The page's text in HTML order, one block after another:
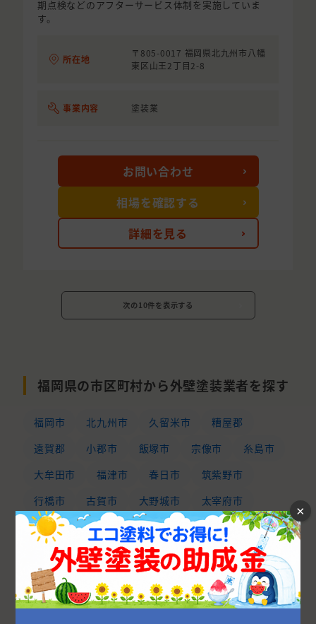
期点検などのアフターサービス体制を実施していま
す。
所在地
〒805-0017 福岡県北九州市八幡
東区山王2丁目2-8
事業内容 塗装業
詳細を見る
お問い合わせ
相場を確認する
次の10件を表示する
福岡県の市区町村から外壁塗装業者を探す
福岡市 北九州市 久留米市
糟屋郡
遠賀郡
小郡市 飯塚市 宗像市
糸島市
大牟田市
福津市 春日市
筑紫野市
行橋市
古賀市 大野城市
太宰府市
筑後市
直方市 朝倉郡
京都郡
那珂川市
三井郡 朝倉市
中間市
柳川市
築上郡
八女市
みやま市
田川市 鞍手郡 嘉穂郡
×